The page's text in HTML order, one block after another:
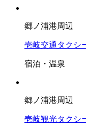
郷ノ浦港周辺
壱岐交通タクシ
宿泊・温泉
郷ノ浦港周辺
壱岐観光タクシ